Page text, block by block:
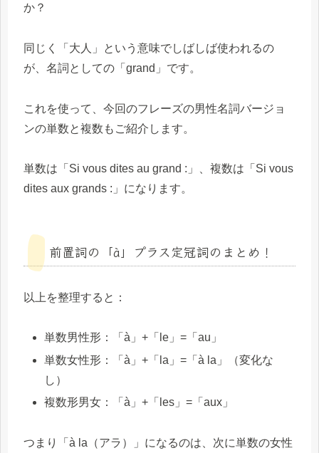
か？
同じく「大人」という意味でしばしば使われるの
が、名詞としての「grand」です。
これを使って、今回のフレーズの男性名詞バージョ
ンの単数と複数もご紹介します。
単数は「Si vous dites au grand :」、複数は「Si vous
dites aux grands :」になります。
前置詞の「à」プラス定冠詞のまとめ！
以上を整理すると：
単数男性形：「à」+「le」=「au」
単数女性形：「à」+「la」=「à la」（変化な
し）
複数形男女：「à」+「les」=「aux」
つまり「à la（アラ）」になるのは、次に単数の女性